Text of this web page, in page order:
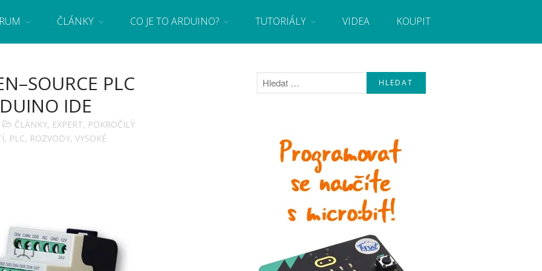
Úvod
se základy programování a elektroniky zábavnou formou! Arduino a microbit projekty, návody, novinky i tutoriály pro začátečníky i pro
ČLÁNKY CO JE TO ARDUINO? TUTORIÁLY VIDEA KOUPIT
PLC
IDE
ČLÁNKY, EXPERT, POKROČILÝ
, PLC, ROZVODY, VYSOKÉ